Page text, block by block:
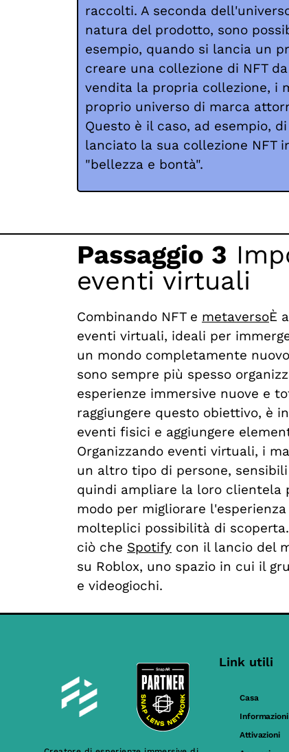
raccolti. A seconda
natura del prodotto, sono
esempio, quando si lancia un
creare una collezione di NFT
vendita la propria collezione, i
proprio universo di marca
Questo è il caso, ad esempio, di
lanciato la sua collezione NFT
"bellezza e bontà".
Passaggio 3
eventi virtuali
Combinando NFT e metaversoÈ
eventi virtuali, ideali per
un mondo completamente
sono sempre più spesso
esperienze immersive nuove e
raggiungere questo obiettivo, è
eventi fisici e aggiungere
Organizzando eventi virtuali, i
un altro tipo di persone,
quindi ampliare la loro clientela
modo per migliorare
molteplici possibilità di
ciò che Spotify con il lancio del
su Roblox, uno spazio in cui il
e videogiochi.
Link utili
Casa
Attivazioni